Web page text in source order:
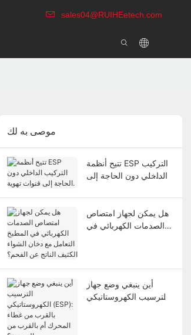
sales04@RUIHEetech.com
موصى به لك
تتيح أنظمة ESP التركيب
الداخلي دون الحاجة إلى
هل يمكن لجهاز امتصاص
الصدمات الكهربائي في
أين ينبغي وضع جهاز
الترسيب الكهروستاتيكي